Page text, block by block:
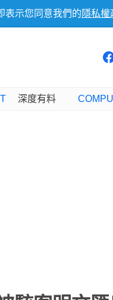
表示您同意我們的 隱私權
深度有料